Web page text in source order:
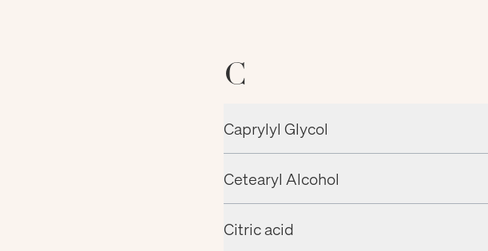
C
Caprylyl Glycol
Cetearyl Alcohol
Citric acid